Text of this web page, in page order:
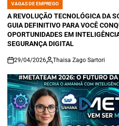
POSTED
IN
VAGAS DE EMPREGO
A REVOLUÇÃO TECNOLÓGICA DA
GUIA DEFINITIVO PARA VOCÊ
OPORTUNIDADES EM
SEGURANÇA DIGITAL
on
29/04/2026 Thaisa Zago Sartori